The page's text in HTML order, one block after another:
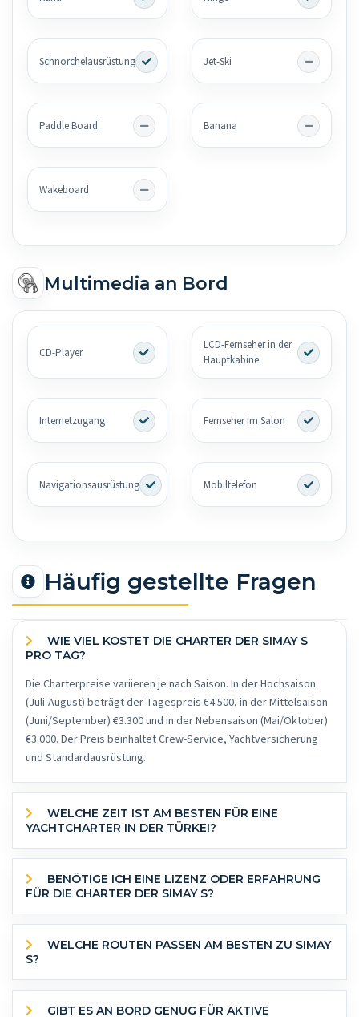
Schnorchelausrüstung Jet-Ski
Paddle Board Banana
Wakeboard
Multimedia an Bord
CD-Player
LCD-Fernseher in der
Hauptkabine
Internetzugang Fernseher im Salon
Navigationsausrüstung Mobiltelefon
Häufig gestellte Fragen
PRO TAG?
Die Charterpreise variieren je nach Saison. In der Hochsaison
(Juli-August) beträgt der Tagespreis €4.500, in der Mittelsaison
(Juni/September) €3.300 und in der Nebensaison (Mai/Oktober)
€3.000. Der Preis beinhaltet Crew-Service, Yachtversicherung
und Standardausrüstung.
YACHTCHARTER IN DER TÜRKEI?
FÜR DIE CHARTER DER SIMAY S?
S?